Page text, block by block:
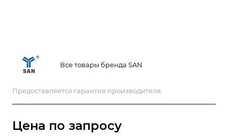
Все товары бренда SAN
Предоставляется гарантия производителя.
Цена по запросу